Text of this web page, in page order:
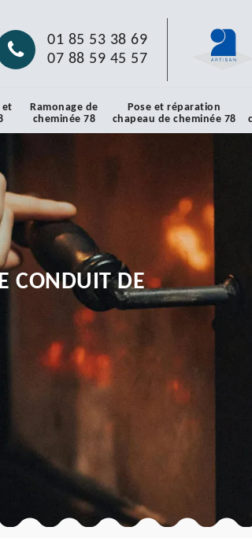
01 85 53 38 69
07 88 59 45 57
et
Ramonage de
cheminée 78
Pose et réparation
chapeau de cheminée 78
CONDUIT DE